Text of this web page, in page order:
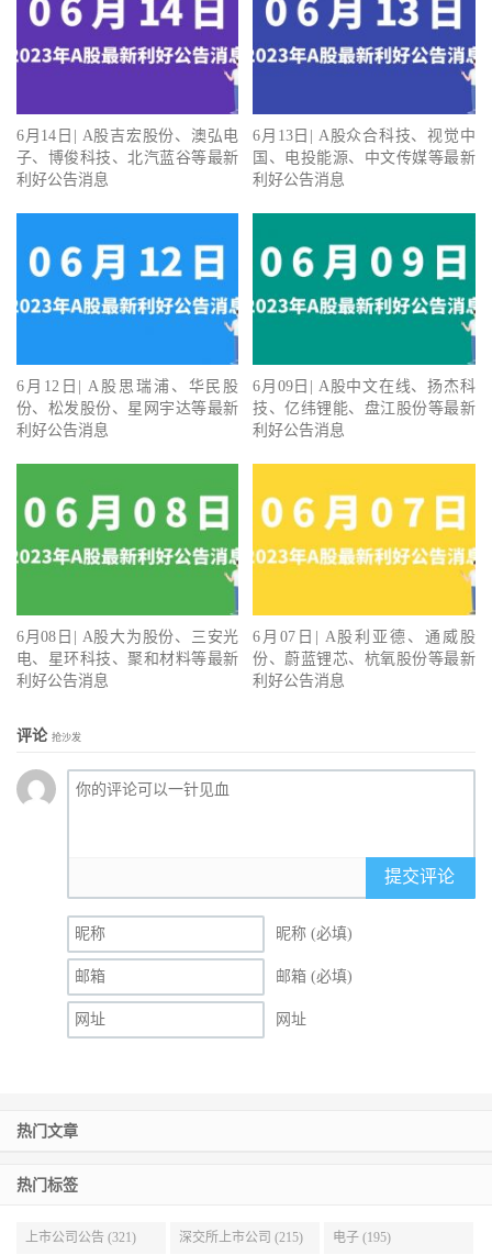
6月14日| A股吉宏股份、澳弘电
子、博俊科技、北汽蓝谷等最新
利好公告消息
6月13日| A股众合科技、视觉中
国、电投能源、中文传媒等最新
利好公告消息
6月12日| A股思瑞浦、华民股
份、松发股份、星网宇达等最新
利好公告消息
6月09日| A股中文在线、扬杰科
技、亿纬锂能、盘江股份等最新
利好公告消息
6月08日| A股大为股份、三安光
电、星环科技、聚和材料等最新
利好公告消息
6月07日| A股利亚德、通威股
份、蔚蓝锂芯、杭氧股份等最新
利好公告消息
评论 抢沙发
提交评论
昵称 (必填)
邮箱 (必填)
网址
热门文章
热门标签
上市公司公告 (321) 深交所上市公司 (215) 电子 (195)